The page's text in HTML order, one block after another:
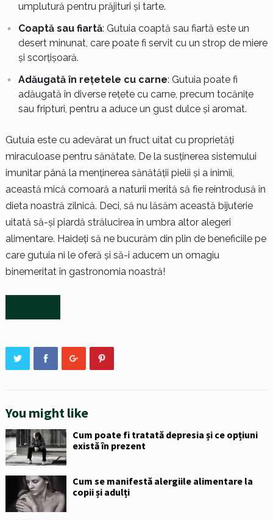
umplutură pentru prăjituri și tarte.
Coaptă sau fiartă: Gutuia coaptă sau fiartă este un
desert minunat, care poate fi servit cu un strop de miere
și scorțișoară.
Adăugată în rețetele cu carne: Gutuia poate fi
adăugată în diverse rețete cu carne, precum tocănițe
sau fripturi, pentru a aduce un gust dulce și aromat.
Gutuia este cu adevărat un fruct uitat cu proprietăți
miraculoase pentru sănătate. De la susținerea sistemului
imunitar până la menținerea sănătății pielii și a inimii,
această mică comoară a naturii merită să fie reintrodusă în
dieta noastră zilnică. Deci, să nu lăsăm această bijuterie
uitată să-și piardă strălucirea în umbra altor alegeri
alimentare. Haideți să ne bucurăm din plin de beneficiile pe
care gutuia ni le oferă și să-i aducem un omagiu
binemeritat în gastronomia noastră!
You might like
Cum poate fi tratată depresia și ce opțiuni
există în prezent
Cum se manifestă alergiile alimentare la
copii și adulți